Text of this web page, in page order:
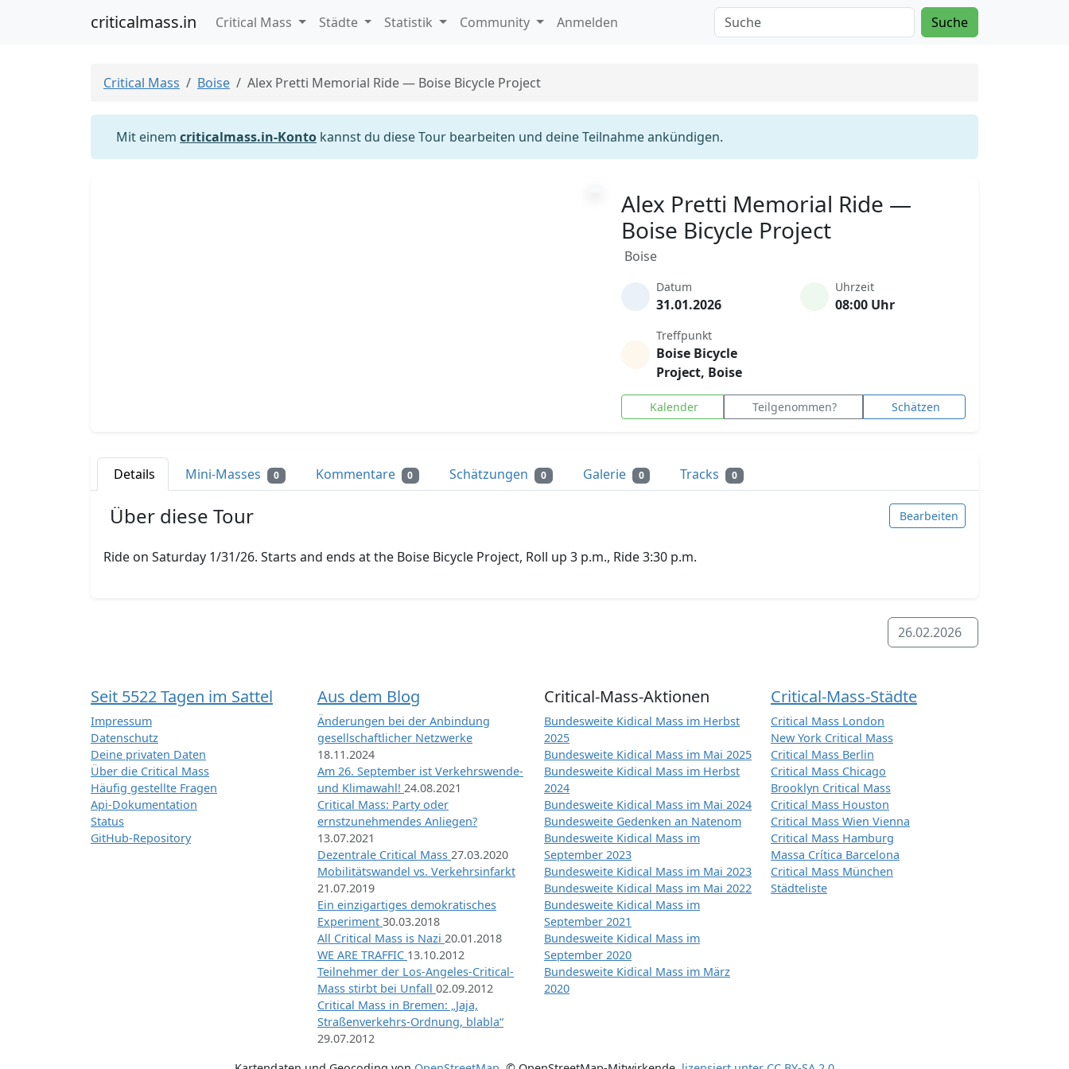
criticalmass.in Critical Mass Städte Statistik Community Anmelden Suche
Critical Mass Boise Alex Pretti Memorial Ride — Boise Bicycle Project
Mit einem criticalmass.in-Konto kannst du diese Tour bearbeiten und deine Teilnahme ankündigen.
Alex Pretti Memorial Ride —
Boise Bicycle Project
Boise
Datum
31.01.2026
Uhrzeit
08:00 Uhr
Treffpunkt
Boise Bicycle
Project, Boise
Kalender Teilgenommen? Schätzen
Details Mini-Masses 0 Kommentare 0 Schätzungen 0 Galerie 0 Tracks 0
Über diese Tour Bearbeiten
Ride on Saturday 1/31/26. Starts and ends at the Boise Bicycle Project, Roll up 3 p.m., Ride 3:30 p.m.
26.02.2026
Seit 5522 Tagen im Sattel
Impressum
Datenschutz
Deine privaten Daten
Über die Critical Mass
Häufig gestellte Fragen
Api-Dokumentation
Status
GitHub-Repository
Aus dem Blog
Änderungen bei der Anbindung
gesellschaftlicher Netzwerke
18.11.2024
Am 26. September ist Verkehrswende-
und Klimawahl! 24.08.2021
Critical Mass: Party oder
ernstzunehmendes Anliegen?
13.07.2021
Dezentrale Critical Mass 27.03.2020
Mobilitätswandel vs. Verkehrsinfarkt
21.07.2019
Ein einzigartiges demokratisches
Experiment 30.03.2018
All Critical Mass is Nazi 20.01.2018
WE ARE TRAFFIC 13.10.2012
Teilnehmer der Los-Angeles-Critical-
Mass stirbt bei Unfall 02.09.2012
Critical Mass in Bremen: „Jaja,
Straßenverkehrs-Ordnung, blabla“
29.07.2012
Critical-Mass-Aktionen
Bundesweite Kidical Mass im Herbst
2025
Bundesweite Kidical Mass im Mai 2025
Bundesweite Kidical Mass im Herbst
2024
Bundesweite Kidical Mass im Mai 2024
Bundesweite Gedenken an Natenom
Bundesweite Kidical Mass im
September 2023
Bundesweite Kidical Mass im Mai 2023
Bundesweite Kidical Mass im Mai 2022
Bundesweite Kidical Mass im
September 2021
Bundesweite Kidical Mass im
September 2020
Bundesweite Kidical Mass im März
2020
Critical-Mass-Städte
Critical Mass London
New York Critical Mass
Critical Mass Berlin
Critical Mass Chicago
Brooklyn Critical Mass
Critical Mass Houston
Critical Mass Wien Vienna
Critical Mass Hamburg
Massa Crítica Barcelona
Critical Mass München
Städteliste